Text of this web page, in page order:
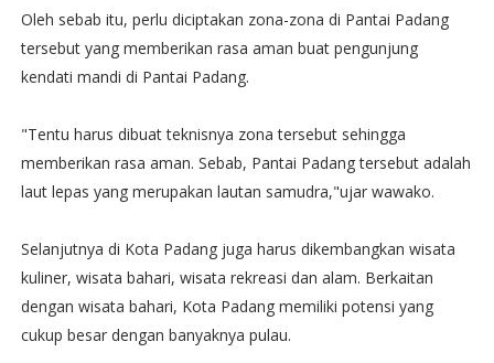
Oleh sebab itu, perlu diciptakan zona-zona di Pantai Padang
tersebut yang memberikan rasa aman buat pengunjung
kendati mandi di Pantai Padang.
"Tentu harus dibuat teknisnya zona tersebut sehingga
memberikan rasa aman. Sebab, Pantai Padang tersebut adalah
laut lepas yang merupakan lautan samudra,"ujar wawako.
Selanjutnya di Kota Padang juga harus dikembangkan wisata
kuliner, wisata bahari, wisata rekreasi dan alam. Berkaitan
dengan wisata bahari, Kota Padang memiliki potensi yang
cukup besar dengan banyaknya pulau.